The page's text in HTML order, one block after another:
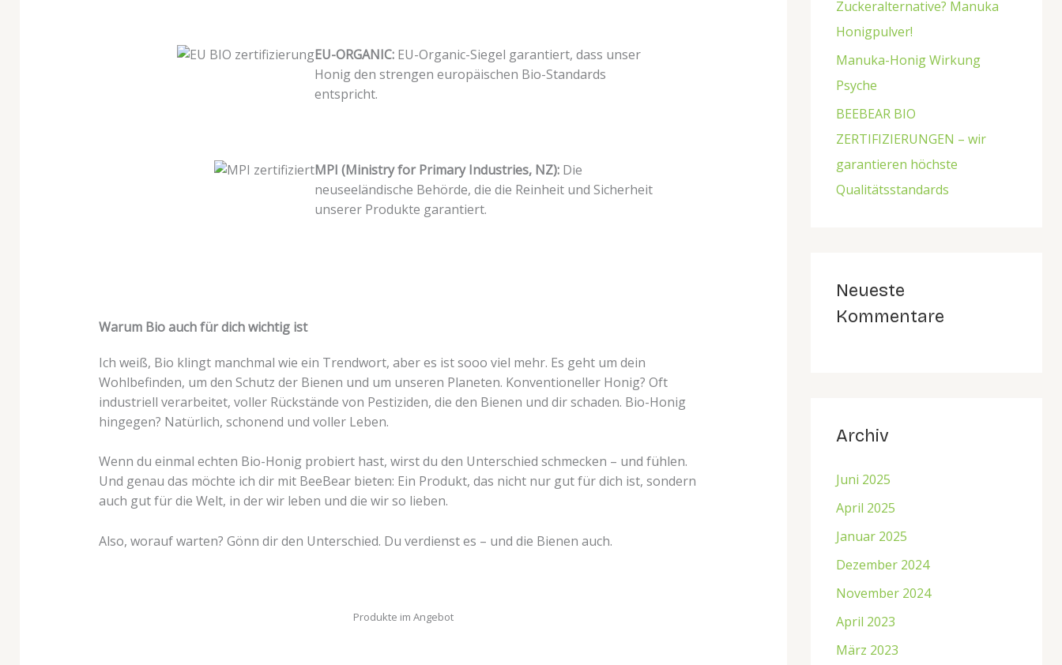
EU-ORGANIC:EU-Organic-Siegel garantiert, dass unser
Honig den strengen europäischen Bio-Standards
entspricht.
MPI (Ministry for Primary Industries, NZ):Die
neuseeländische Behörde, die die Reinheit und Sicherheit
unserer Produkte garantiert.
Warum Bio auch für dich wichtig ist
Ich weiß, Bio klingt manchmal wie ein Trendwort, aber es ist sooo viel mehr. Es geht um dein
Wohlbefinden, um den Schutz der Bienen und um unseren Planeten. Konventioneller Honig? Oft
industriell verarbeitet, voller Rückstände von Pestiziden, die den Bienen und dir schaden. Bio-Honig
hingegen? Natürlich, schonend und voller Leben.
Wenn du einmal echten Bio-Honig probiert hast, wirst du den Unterschied schmecken – und fühlen.
Und genau das möchte ich dir mit BeeBear bieten: Ein Produkt, das nicht nur gut für dich ist, sondern
auch gut für die Welt, in der wir leben und die wir so lieben.
Also, worauf warten? Gönn dir den Unterschied. Du verdienst es – und die Bienen auch.
Produkte im Angebot
Zuckeralternative? Manuka
Honigpulver!
Manuka-Honig Wirkung
Psyche
BEEBEAR BIO
ZERTIFIZIERUNGEN – wir
garantieren höchste
Qualitätsstandards
Neueste
Kommentare
Archiv
Juni 2025
April 2025
Januar 2025
Dezember 2024
November 2024
April 2023
März 2023